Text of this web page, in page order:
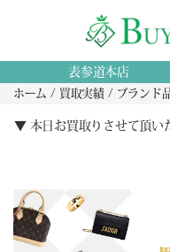
表参道本店
ホーム 買取実績 ブランド
▼ 本日お買取りさせて頂い